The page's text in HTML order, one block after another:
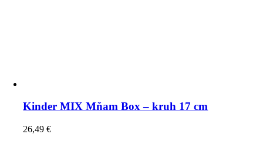
Kinder MIX Mňam Box – kruh 17 cm
26,49€